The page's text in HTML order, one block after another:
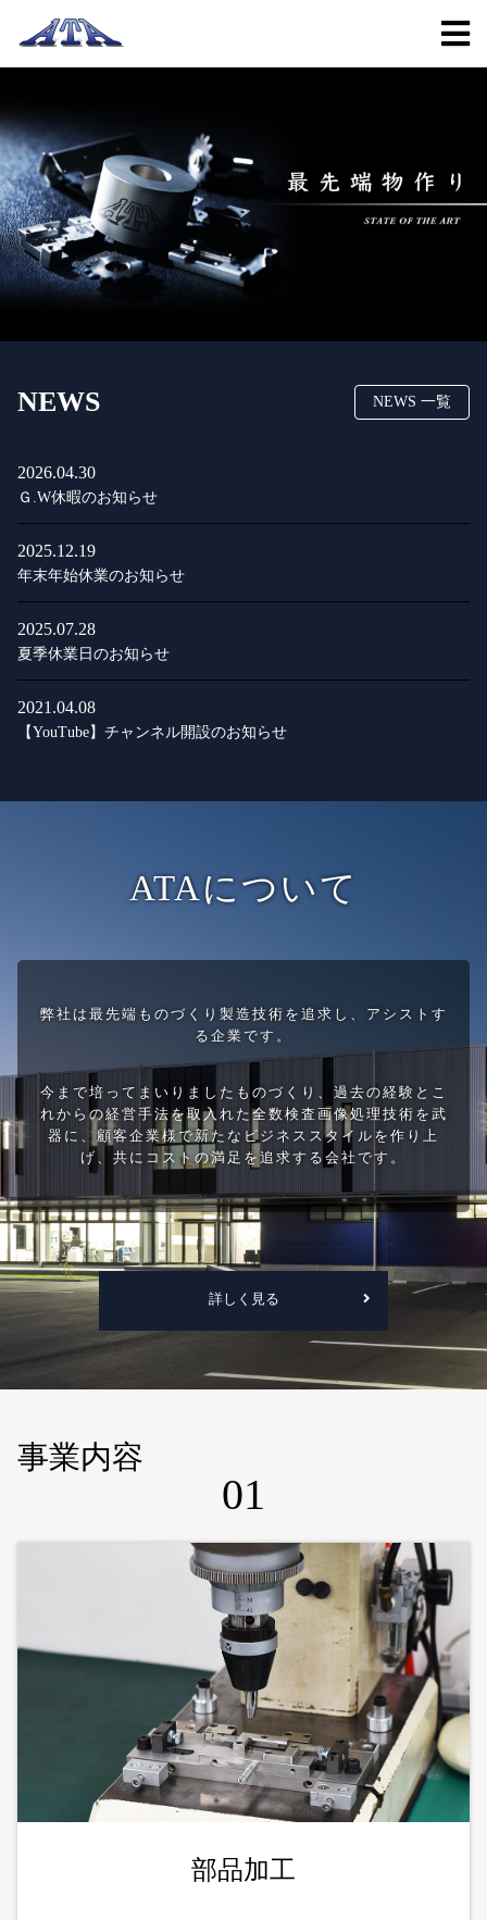
NEWS NEWS 一覧
2026.04.30
Ｇ.W休暇のお知らせ
2025.12.19
年末年始休業のお知らせ
2025.07.28
夏季休業日のお知らせ
2021.04.08
【YouTube】チャンネル開設のお知らせ
ATAについて
弊社は最先端ものづくり製造技術を追求し、アシストす
る企業です。
今まで培ってまいりましたものづくり、過去の経験とこ
れからの経営手法を取入れた全数検査画像処理技術を武
器に、顧客企業様で新たなビジネススタイルを作り上
げ、共にコストの満足を追求する会社です。
詳しく見る
事業内容
01
部品加工